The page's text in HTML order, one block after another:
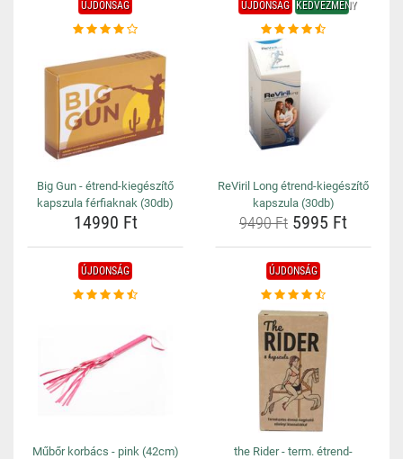
ÚJDONSÁG
Big Gun - étrend-kiegészítő
kapszula férfiaknak (30db)
14990 Ft
ÚJDONSÁG KEDVEZMÉNY
ReViril Long étrend-kiegészítő
kapszula (30db)
9490 Ft 5995 Ft
ÚJDONSÁG
Műbőr korbács - pink (42cm)
ÚJDONSÁG
the Rider - term. étrend-